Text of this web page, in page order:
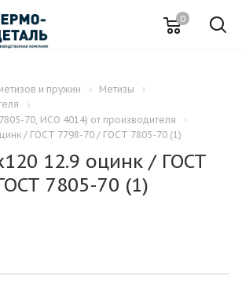
0
и пружин
Метизы
70, ИСО 4014) от производителя
/ ГОСТ 7798-70 / ГОСТ 7805-70 (1)
12.9 оцинк / ГОСТ
7805-70 (1)